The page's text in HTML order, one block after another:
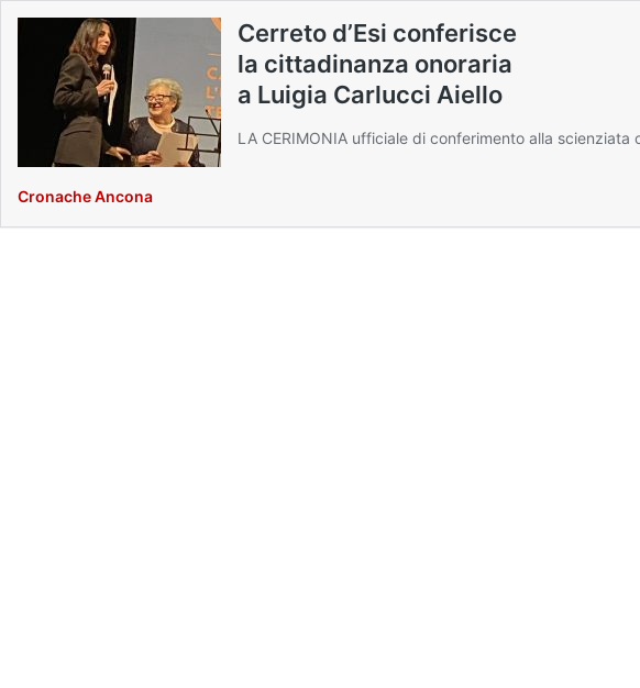
Cerreto d’Esi conferisce
la cittadinanza onoraria
a Luigia Carlucci Aiello
LA CERIMONIA ufficiale di conferimento alla
Cronache Ancona